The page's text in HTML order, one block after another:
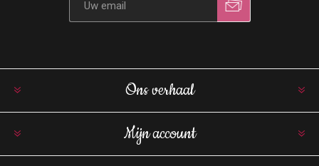
Ons verhaal
Mijn account